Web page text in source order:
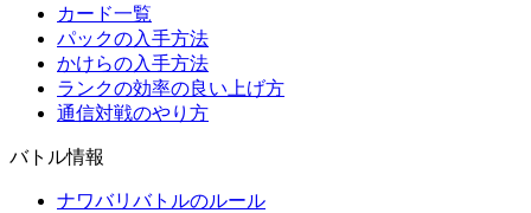
カード一覧
パックの入手方法
かけらの入手方法
ランクの効率の良い上げ方
通信対戦のやり方
バトル情報
ナワバリバトルのルール